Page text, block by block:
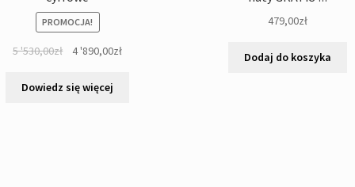
PROMOCJA!
5 '530,00zł
Pierwotna
wynosiła:
4 '890,00złAktualna
Dowiedz się więcej
479,00zł
Dodaj do koszyka